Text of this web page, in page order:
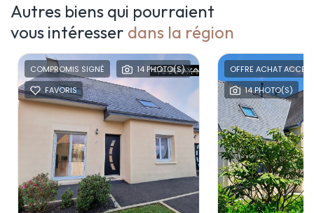
Autres biens qui pourraient
vous intéresser dans la région
COMPROMIS SIGNÉ
14 PHOTO(S)
FAVORIS
OFFRE ACHAT
14 PHOTO(S)